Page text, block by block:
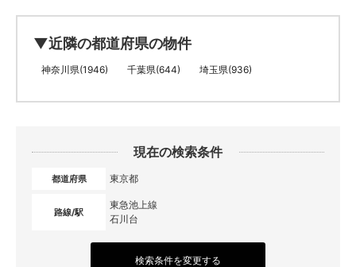
▼近隣の都道府県の物件
神奈川県(1946) 千葉県(644) 埼玉県(936)
現在の検索条件
都道府県 東京都
路線/駅
東急池上線
石川台
検索条件を変更する